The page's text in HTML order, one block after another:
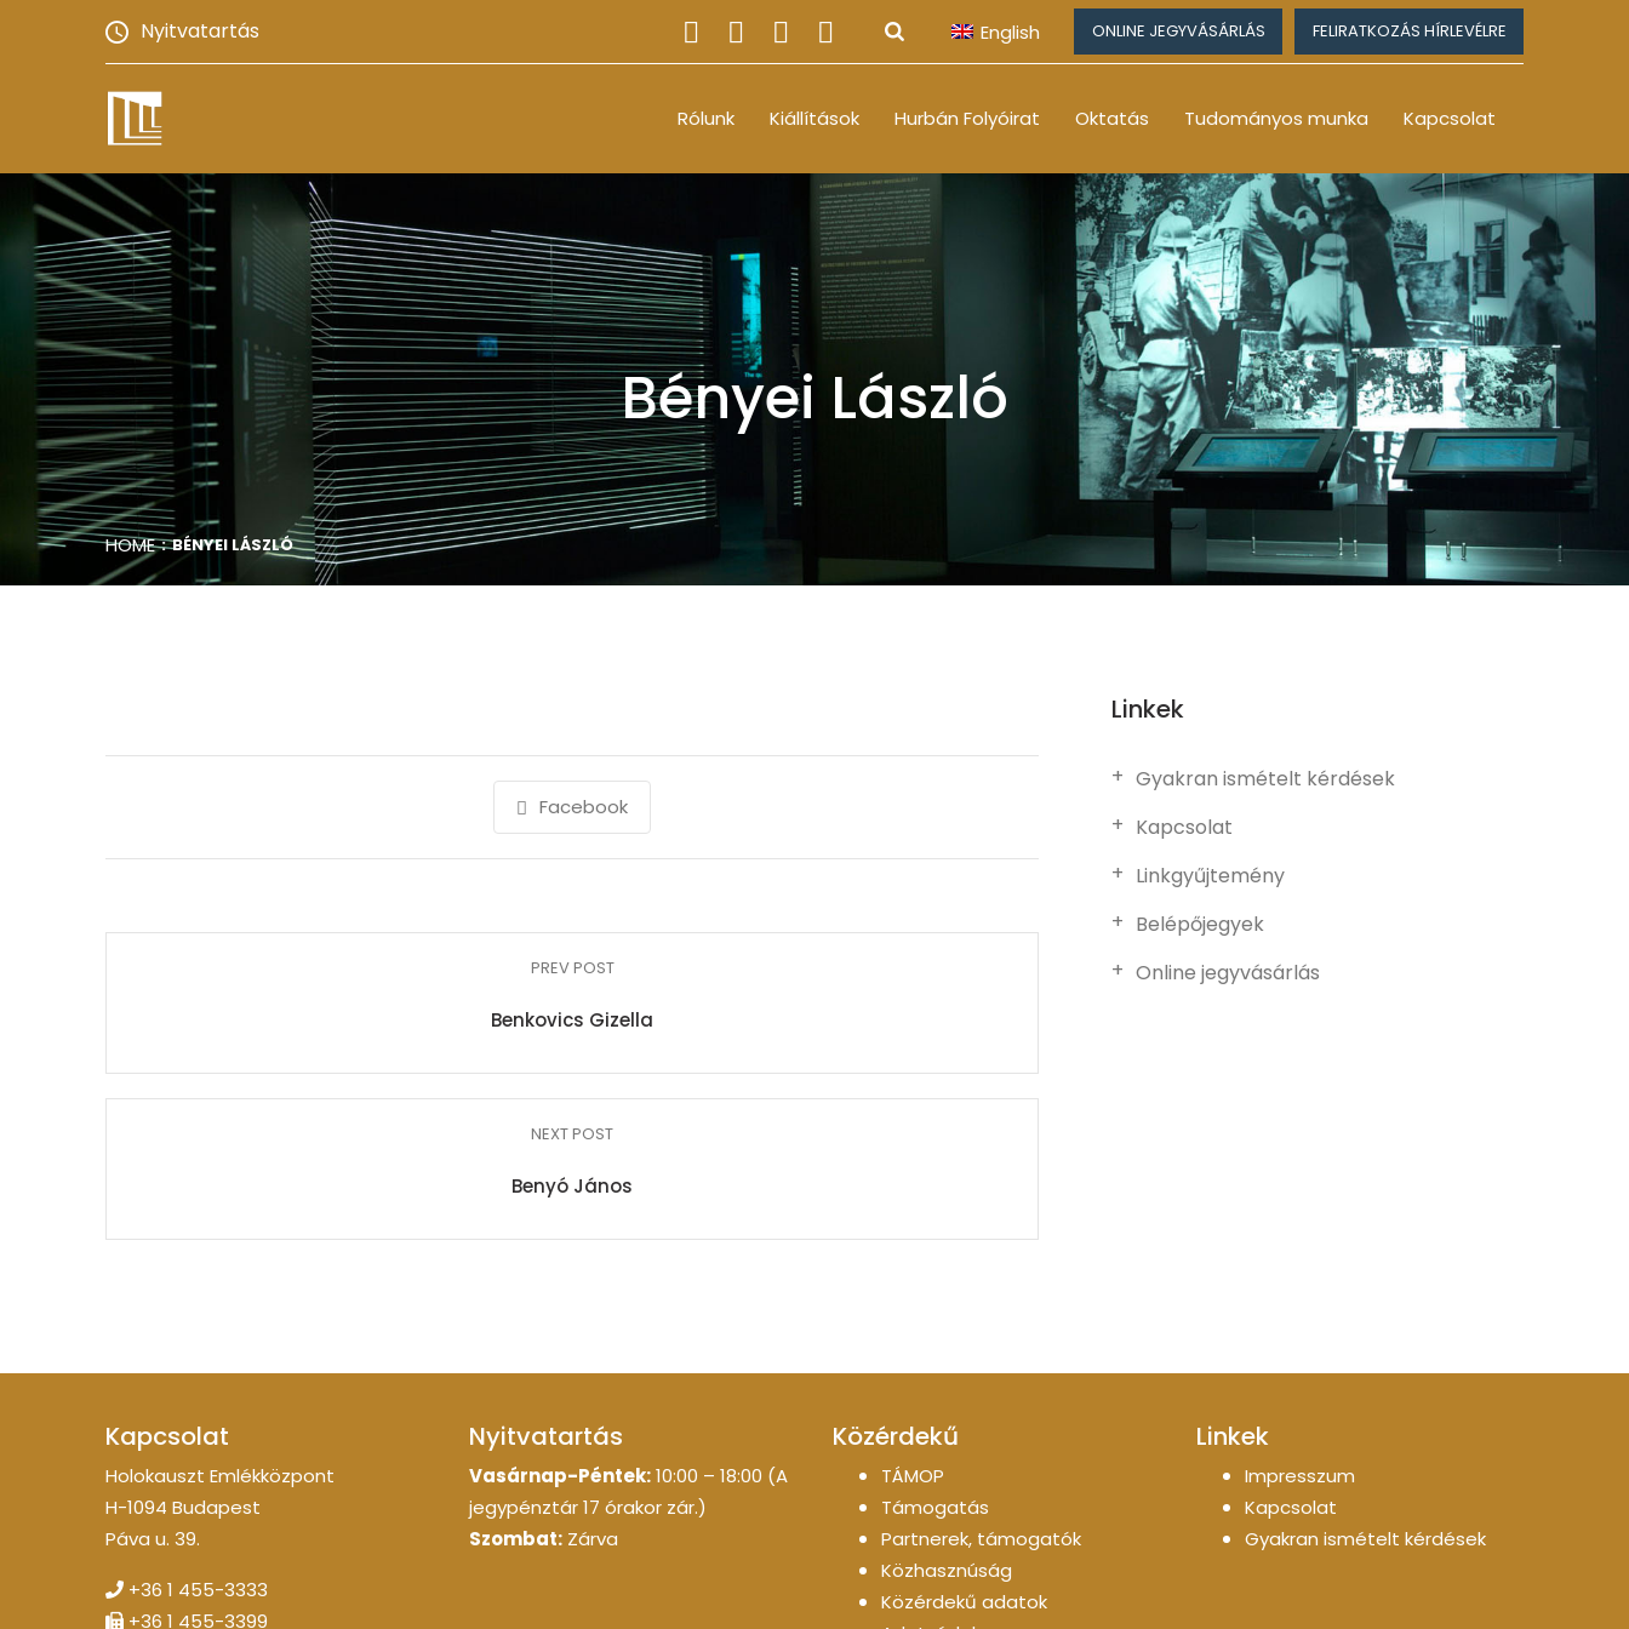
Nyitvatartás English ONLINE JEGYVÁSÁRLÁS FELIRATKOZÁS HÍRLEVÉLRE
Rólunk Kiállítások Hurbán Folyóirat Oktatás Tudományos munka Kapcsolat
Bényei László
HOME BÉNYEI LÁSZLÓ
Facebook
PREV POST
Benkovics Gizella
NEXT POST
Benyó János
Linkek
Gyakran ismételt kérdések
Kapcsolat
Linkgyűjtemény
Belépőjegyek
Online jegyvásárlás
Kapcsolat
Holokauszt Emlékközpont
H-1094 Budapest
Páva u. 39.
+36 1 455-3333
+36 1 455-3399
Nyitvatartás
Vasárnap-Péntek:10:00 – 18:00 (A
jegypénztár 17 órakor zár.)
Szombat: Zárva
Közérdekű
TÁMOP
Támogatás
Partnerek, támogatók
Közhasznúság
Közérdekű adatok
Linkek
Impresszum
Kapcsolat
Gyakran ismételt kérdések